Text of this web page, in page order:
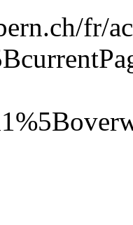
fr/